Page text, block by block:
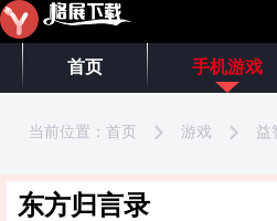
首页 手机游戏
当前位置： 首页 游戏 益
东方归言录